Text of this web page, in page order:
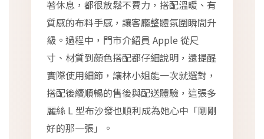
著休息，都很放鬆不費力，搭配溫暖、有
質感的布料手感，讓客廳整體氛圍瞬間升
級。過程中，門市介紹員 Apple 從尺
寸、材質到顏色搭配都仔細說明，還提醒
實際使用細節，讓林小姐能一次就選對，
搭配後續順暢的售後與配送體驗，這張多
麗絲 L 型布沙發也順利成為她心中「剛剛
好的那一張」。